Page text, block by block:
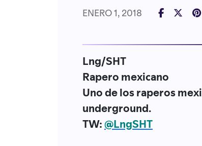
ENERO 1, 2018
Lng/SHT
Rapero mexicano
Uno de los raperos
underground.
TW:@LngSHT